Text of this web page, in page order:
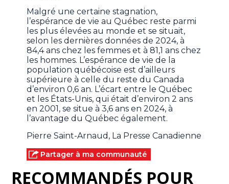
Malgré une certaine stagnation,
l’espérance de vie au Québec reste parmi
les plus élevées au monde et se situait,
selon les dernières données de 2024, à
84,4 ans chez les femmes et à 81,1 ans chez
les hommes. L’espérance de vie de la
population québécoise est d’ailleurs
supérieure à celle du reste du Canada
d’environ 0,6 an. L’écart entre le Québec
et les États-Unis, qui était d’environ 2 ans
en 2001, se situe à 3,6 ans en 2024, à
l’avantage du Québec également.
Pierre Saint-Arnaud, La Presse Canadienne
Partager à ma communauté
RECOMMANDÉS POUR